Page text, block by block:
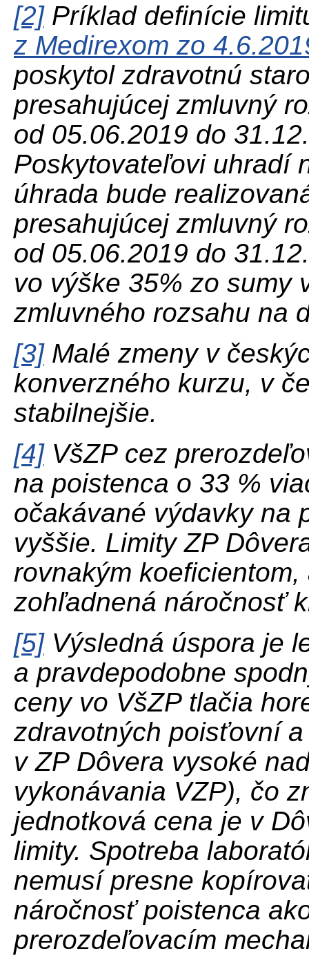
[2]Príklad definície
z Medirexom zo
poskytol zdravotnú
presahujúcej zmluvný
od 05.06.2019 do
Poskytovateľovi uhradí
úhrada bude
presahujúcej zmluvný
od 05.06.2019 do
vo výške 35% zo sumy
zmluvného rozsahu na
[3]Malé zmeny v
konverzného kurzu, v
stabilnejšie.
[4]VšZP cez
na poistenca o 33 %
očakávané výdavky na
vyššie. Limity ZP
rovnakým
zohľadnená náročnosť
[5]Výsledná úspora je
a pravdepodobne
ceny vo VšZP tlačia
zdravotných poisťovní
v ZP Dôvera vysoké
vykonávania VZP), čo
jednotková cena je v
limity. Spotreba
nemusí presne
náročnosť poistenca
prerozdeľovacím